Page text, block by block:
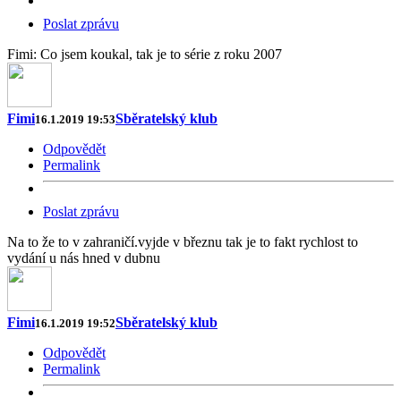
Poslat zprávu
Fimi: Co jsem koukal, tak je to série z roku 2007
Fimi16.1.2019 19:53Sběratelský klub
Odpovědět
Permalink
Poslat zprávu
Na to že to v zahraničí.vyjde v březnu tak je to fakt rychlost to
vydání u nás hned v dubnu
Fimi16.1.2019 19:52Sběratelský klub
Odpovědět
Permalink